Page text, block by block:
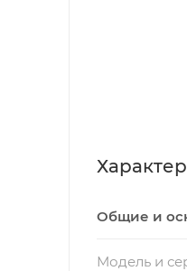
Общие и
Модель и